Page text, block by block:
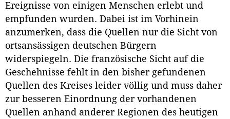
Ereignisse von einigen Menschen erlebt und
empfunden wurden. Dabei ist im Vorhinein
anzumerken, dass die Quellen nur die Sicht von
ortsansässigen deutschen Bürgern
widerspiegeln. Die französische Sicht auf die
Geschehnisse fehlt in den bisher gefundenen
Quellen des Kreises leider völlig und muss daher
zur besseren Einordnung der vorhandenen
Quellen anhand anderer Regionen des heutigen